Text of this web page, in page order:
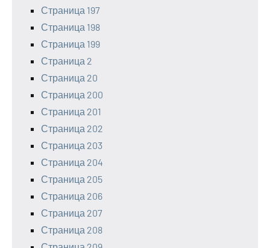
Страница 197
Страница 198
Страница 199
Страница 2
Страница 20
Страница 200
Страница 201
Страница 202
Страница 203
Страница 204
Страница 205
Страница 206
Страница 207
Страница 208